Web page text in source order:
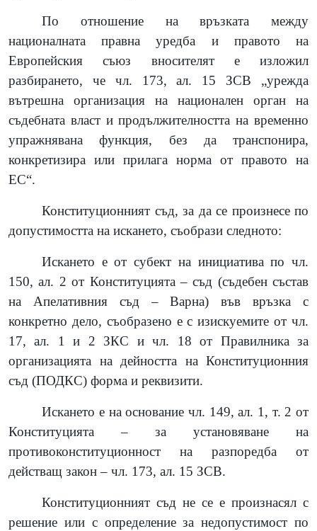
По отношение на връзката между
националната правна уредба и правото на
Европейския съюз вносителят е изложил
разбирането, че чл. 173, ал. 15 ЗСВ „урежда
вътрешна организация на национален орган на
съдебната власт и продължителността на временно
упражнявана функция, без да транспонира,
конкретизира или прилага норма от правото на
ЕС“.
Конституционният съд, за да се произнесе по
допустимостта на искането, съобрази следното:
Искането е от субект на инициатива по чл.
150, ал. 2 от Конституцията – съд (съдебен състав
на Апелативния съд – Варна) във връзка с
конкретно дело, съобразено е с изискуемите от чл.
17, ал. 1 и 2 ЗКС и чл. 18 от Правилника за
организацията на дейността на Конституционния
съд (ПОДКС) форма и реквизити.
Искането е на основание чл. 149, ал. 1, т. 2 от
Конституцията – за установяване на
противоконституционност на разпоредба от
действащ закон – чл. 173, ал. 15 ЗСВ.
Конституционният съд не се е произнасял с
решение или с определение за недопустимост по